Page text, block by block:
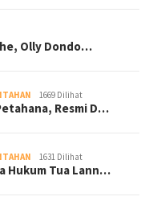
Olly Dondo…
1669 Dilihat
Resmi D…
1631 Dilihat
Hukum Tua Lann…